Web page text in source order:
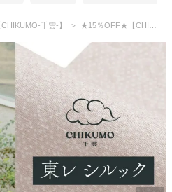
千雲-】 ★15％OFF★【CHIKUMO-千雲-】洗える着物 単衣仕立て 東レシルック江戸小紋 瑞雲 千雲/灰桜 シルック奏美 くるり